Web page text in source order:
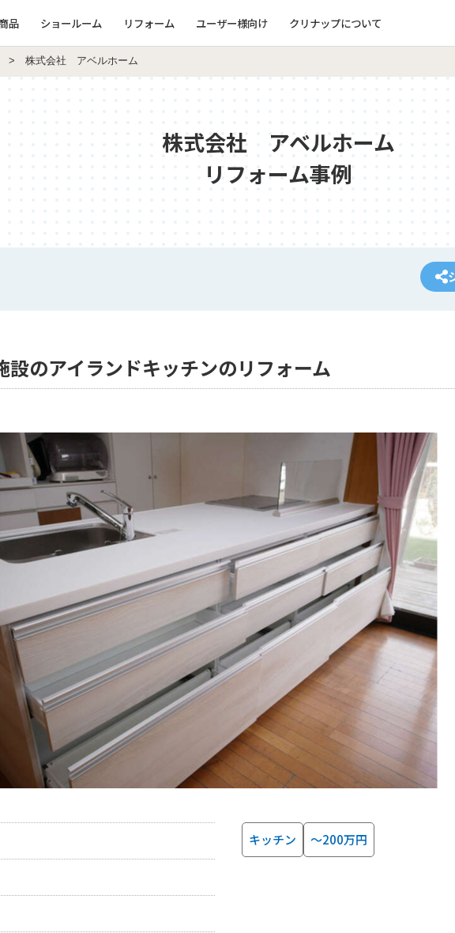
品 ショールーム リフォーム ユーザー様向け クリナップについて
> 株式会社 アベルホーム
株式会社 アベルホーム
リフォーム事例
設のアイランドキッチンのリフォーム
キッチン ～200万円